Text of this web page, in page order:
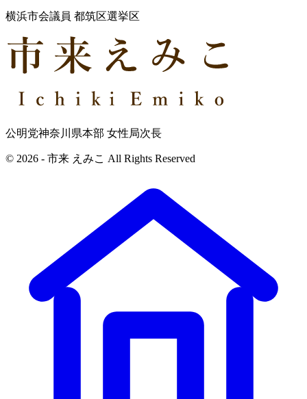
横浜市会議員 都筑区選挙区
公明党神奈川県本部 女性局次長
© 2026 - 市来 えみこ All Rights Reserved